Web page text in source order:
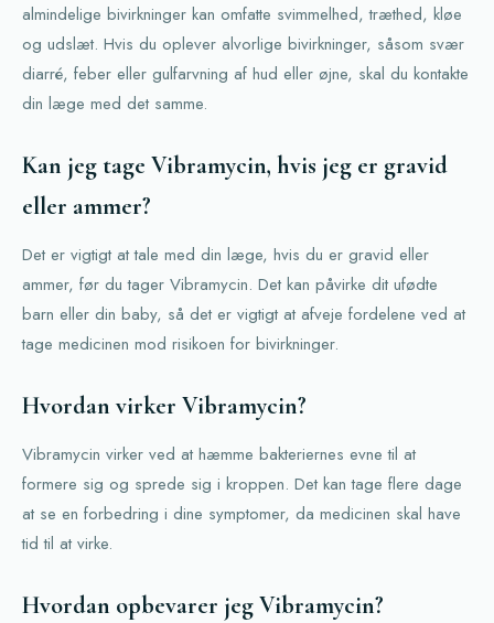
almindelige bivirkninger kan omfatte svimmelhed, træthed, kløe
og udslæt. Hvis du oplever alvorlige bivirkninger, såsom svær
diarré, feber eller gulfarvning af hud eller øjne, skal du kontakte
din læge med det samme.
Kan jeg tage Vibramycin, hvis jeg er gravid
eller ammer?
Det er vigtigt at tale med din læge, hvis du er gravid eller
ammer, før du tager Vibramycin. Det kan påvirke dit ufødte
barn eller din baby, så det er vigtigt at afveje fordelene ved at
tage medicinen mod risikoen for bivirkninger.
Hvordan virker Vibramycin?
Vibramycin virker ved at hæmme bakteriernes evne til at
formere sig og sprede sig i kroppen. Det kan tage flere dage
at se en forbedring i dine symptomer, da medicinen skal have
tid til at virke.
Hvordan opbevarer jeg Vibramycin?